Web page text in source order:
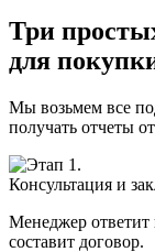
Три
для
Мы возьмем все
получать отчеты
Консультация и
Менеджер
составит договор.